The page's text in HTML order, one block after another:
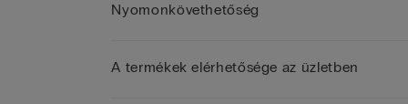
Nyomonkövethetőség
A termékek elérhetősége az üzletben